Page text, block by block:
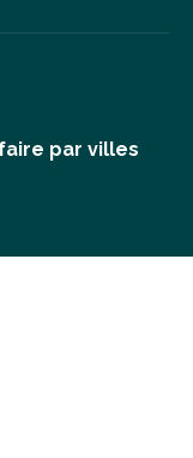
par villes